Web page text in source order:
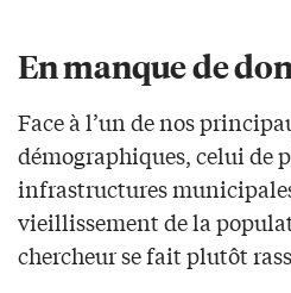
En manque de
Face à l’un de nos
démographiques, celui de
infrastructures
vieillissement de la
chercheur se fait plutôt